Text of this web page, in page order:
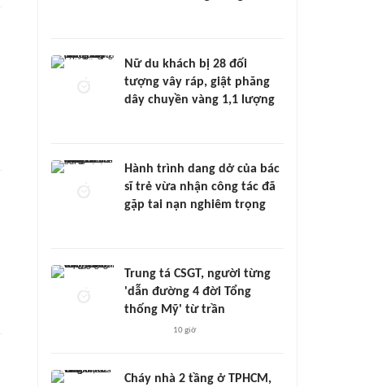
Nữ du khách bị 28 đối
tượng vây ráp, giật phăng
dây chuyền vàng 1,1 lượng
Hành trình dang dở của bác
sĩ trẻ vừa nhận công tác đã
gặp tai nạn nghiêm trọng
Trung tá CSGT, người từng
'dẫn đường 4 đời Tổng
thống Mỹ' từ trần
10 giờ
Cháy nhà 2 tầng ở TPHCM,